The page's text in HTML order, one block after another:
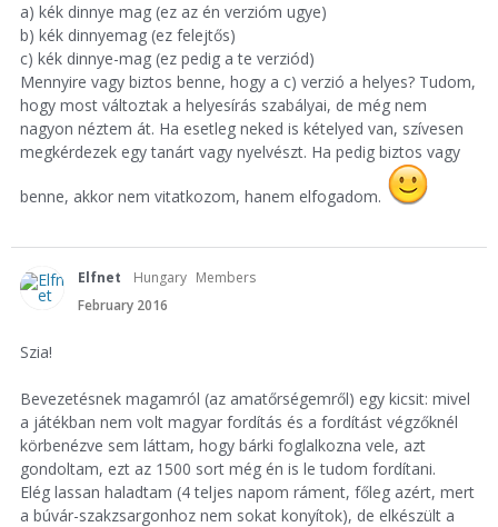
a) kék dinnye mag (ez az én verzióm ugye)
b) kék dinnyemag (ez felejtős)
c) kék dinnye-mag (ez pedig a te verziód)
Mennyire vagy biztos benne, hogy a c) verzió a helyes? Tudom,
hogy most változtak a helyesírás szabályai, de még nem
nagyon néztem át. Ha esetleg neked is kételyed van, szívesen
megkérdezek egy tanárt vagy nyelvészt. Ha pedig biztos vagy
benne, akkor nem vitatkozom, hanem elfogadom.
Elfnet Hungary Members
February 2016
Szia!
Bevezetésnek magamról (az amatőrségemről) egy kicsit: mivel
a játékban nem volt magyar fordítás és a fordítást végzőknél
körbenézve sem láttam, hogy bárki foglalkozna vele, azt
gondoltam, ezt az 1500 sort még én is le tudom fordítani.
Elég lassan haladtam (4 teljes napom ráment, főleg azért, mert
a búvár-szakzsargonhoz nem sokat konyítok), de elkészült a